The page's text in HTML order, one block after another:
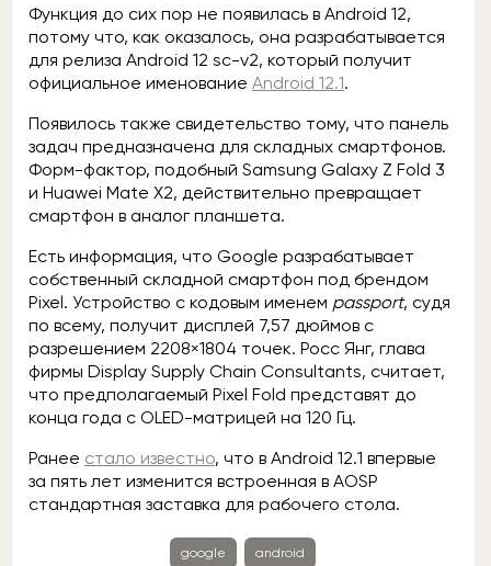
Функция до сих пор не появилась в Android 12,
потому что, как оказалось, она разрабатывается
для релиза Android 12 sc-v2, который получит
официальное именование Android 12.1.
Появилось также свидетельство тому, что панель
задач предназначена для складных смартфонов.
Форм-фактор, подобный Samsung Galaxy Z Fold 3
и Huawei Mate X2, действительно превращает
смартфон в аналог планшета.
Есть информация, что Google разрабатывает
собственный складной смартфон под брендом
Pixel. Устройство с кодовым именем passport, судя
по всему, получит дисплей 7,57 дюймов с
разрешением 2208×1804 точек. Росс Янг, глава
фирмы Display Supply Chain Consultants, считает,
что предполагаемый Pixel Fold представят до
конца года с OLED-матрицей на 120 Гц.
Ранее стало известно, что в Android 12.1 впервые
за пять лет изменится встроенная в AOSP
стандартная заставка для рабочего стола.
google android